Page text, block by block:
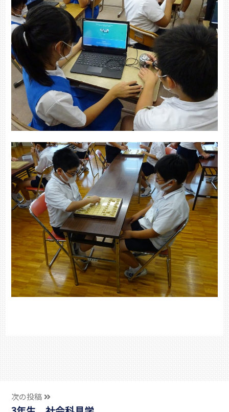
次の投稿